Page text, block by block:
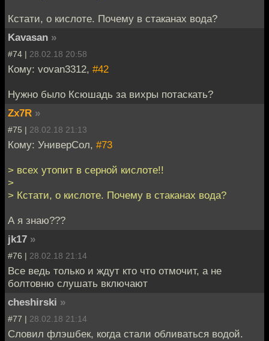
Кстати, о кислоте. Почему в стаканах вода?
Kavasan »
#74 | 28.02.18 20:58
Кому: vovan3312, #42
Нужно было Ксюшадь за вихры потаскать?
Zx7R »
#75 | 28.02.18 21:13
Кому: УниверСол, #73
> всех утопит в серной кислоте!!
>
> Кстати, о кислоте. Почему в стаканах вода?
А я знаю???
jk17 »
#76 | 28.02.18 21:14
Все ведь только и ждут кто что отмочит, а не
болтовню слушать включают
cheshirski »
#77 | 28.02.18 21:14
Словил флэшбек, когда стали обливаться водой.